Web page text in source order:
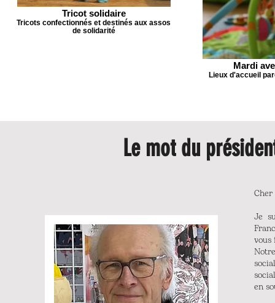
Tricot solidaire
Tricots confectionnés et destinés aux assos
de solidarité
Mardi
Lieux d'accueil
Le mot du
Je
vous
en